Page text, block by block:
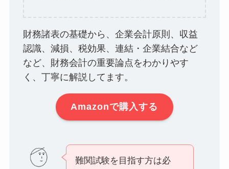
財務諸表の基礎から、企業会計原則、収益
認識、減損、税効果、連結・企業結合など
など、財務会計の重要論点をわかりやす
く、丁寧に解説してます。
Amazonで購入する
難関試験を目指す方は必